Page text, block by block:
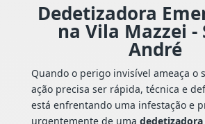
Dedetizadora
na Vila Mazzei -
André
Quando o perigo invisível ameaça o
ação precisa ser rápida, técnica e
está enfrentando uma infestação e
urgentemente de uma dedetizadora